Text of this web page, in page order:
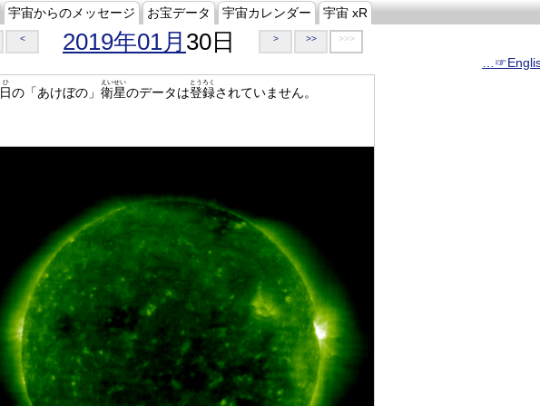
宇宙からのメッセージ お宝データ 宇宙カレンダー 宇宙 xR
< 2019年01月 30日 > >> >>>
日
ひ
の「あけぼの」 衛星
えいせい
のデータは登録
とうろく
されていません。